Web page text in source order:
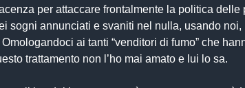
per attaccare frontalmente la politica delle
sogni annunciati e svaniti nel nulla, usando
ai tanti “venditori di fumo” che
trattamento non l’ho mai amato e lui lo sa.